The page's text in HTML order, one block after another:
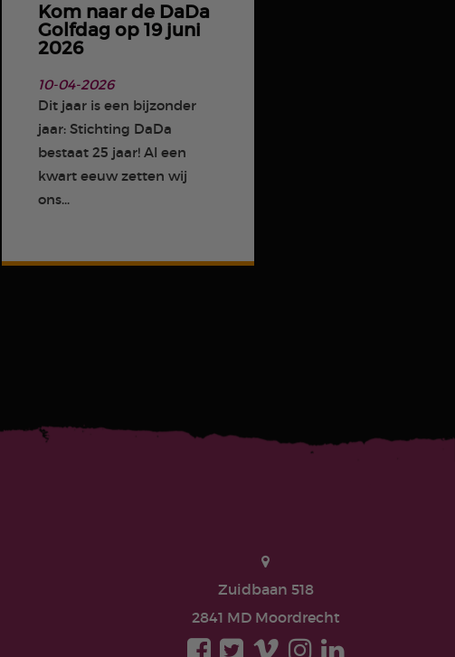
Kom naar de DaDa
Golfdag op 19 juni
2026
10-04-2026
Dit jaar is een bijzonder
jaar: Stichting DaDa
bestaat 25 jaar! Al een
kwart eeuw zetten wij
ons...
Zuidbaan 518
2841 MD Moordrecht